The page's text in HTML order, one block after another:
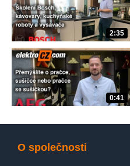
2:35
0:41
O společnosti